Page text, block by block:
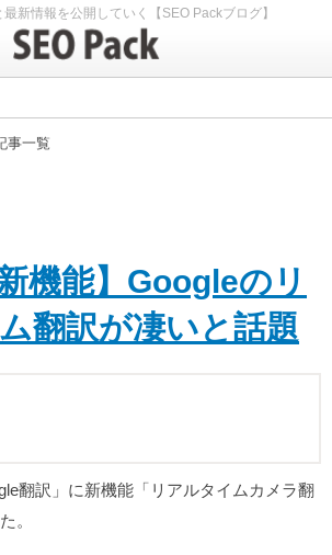
新情報を公開していく【SEO Packブログ】
事一覧
機能】Googleのリ
翻訳が凄いと話題
翻訳」に新機能「リアルタイムカメラ翻
。